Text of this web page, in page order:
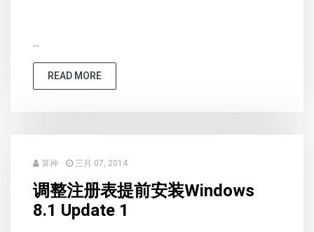
...
READ MORE
算神 三月 07, 2014
调整注册表提前安装Windows
8.1 Update 1